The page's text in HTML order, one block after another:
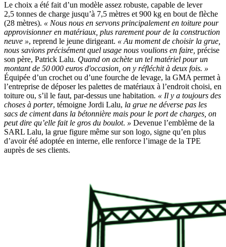
Le choix a été fait d’un modèle assez robuste, capable de lever
2,5 tonnes de charge jusqu’à 7,5 mètres et 900 kg en bout de flèche
(28 mètres). « Nous nous en servons principalement en toiture pour
approvisionner en matériaux, plus rarement pour de la construction
neuve », reprend le jeune dirigeant. « Au moment de choisir la grue,
nous savions précisément quel usage nous voulions en faire, précise
son père, Patrick Lalu. Quand on achète un tel matériel pour un
montant de 50000 euros d'occasion, on y réfléchit à deux fois. »
Équipée d’un crochet ou d’une fourche de levage, la GMA permet à
l’entreprise de déposer les palettes de matériaux à l’endroit choisi, en
toiture ou, s’il le faut, par-dessus une habitation. « Il y a toujours des
choses à porter, témoigne Jordi Lalu, la grue ne déverse pas les
sacs de ciment dans la bétonnière mais pour le port de charges, on
peut dire qu’elle fait le gros du boulot. » Devenue l’emblème de la
SARL Lalu, la grue figure même sur son logo, signe qu’en plus
d’avoir été adoptée en interne, elle renforce l’image de la TPE
auprès de ses clients.